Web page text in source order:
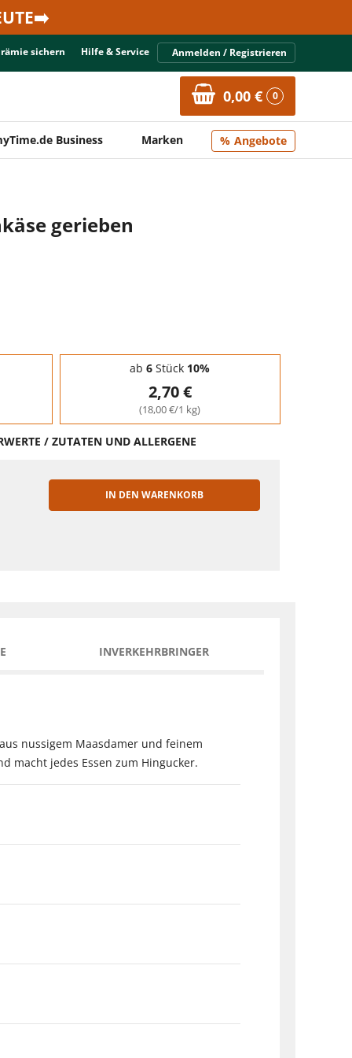
sichern Hilfe & Service Anmelden / Registrieren
0,00 € 0
Business Marken Angebote
gerieben
ab 6 Stück 10%
2,70 €
(18,00 €/1 kg)
/ ZUTATEN UND ALLERGENE
IN DEN WARENKORB
INVERKEHRBRINGER
nussigem Maasdamer und feinem
macht jedes Essen zum Hingucker.